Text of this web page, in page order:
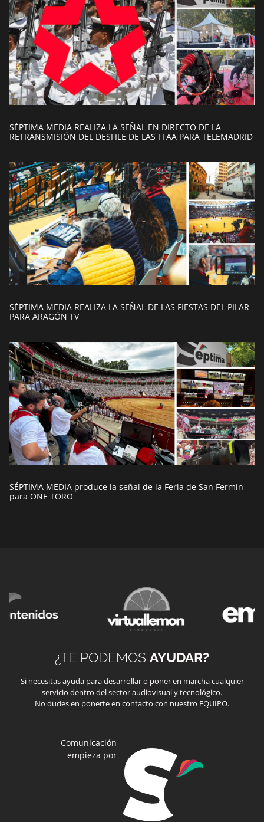
SÉPTIMA MEDIA REALIZA LA SEÑAL EN DIRECTO DE LA
RETRANSMISIÓN DEL DESFILE DE LAS FFAA PARA TELEMADRID
SÉPTIMA MEDIA REALIZA LA SEÑAL DE LAS FIESTAS DEL PILAR
PARA ARAGÓN TV
SÉPTIMA MEDIA produce la señal de la Feria de San Fermín
para ONE TORO
¿TE PODEMOS AYUDAR?
Si necesitas ayuda para desarrollar o poner en marcha cualquier
servicio dentro del sector audiovisual y tecnológico.
No dudes en ponerte en contacto con nuestro EQUIPO.
Comunicación
empieza por